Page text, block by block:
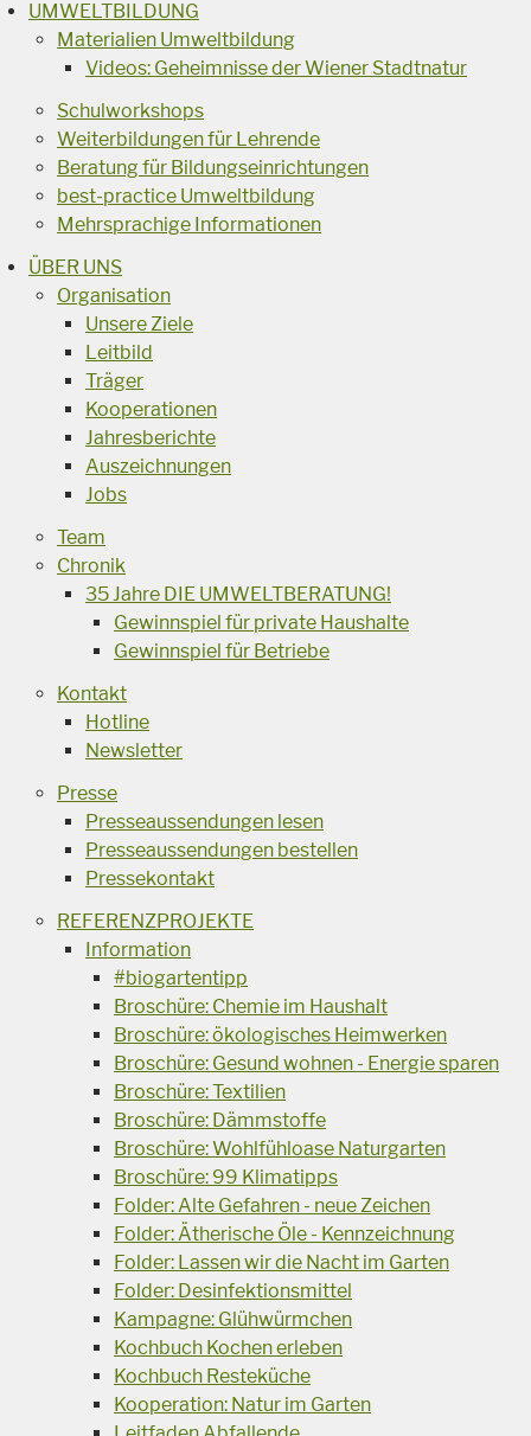
UMWELTBILDUNG
Materialien Umweltbildung
Videos: Geheimnisse der Wiener Stadtnatur
Schulworkshops
Weiterbildungen für Lehrende
Beratung für Bildungseinrichtungen
best-practice Umweltbildung
Mehrsprachige Informationen
ÜBER UNS
Organisation
Unsere Ziele
Leitbild
Träger
Kooperationen
Jahresberichte
Auszeichnungen
Jobs
Team
Chronik
35 Jahre DIE UMWELTBERATUNG!
Gewinnspiel für private Haushalte
Gewinnspiel für Betriebe
Kontakt
Hotline
Newsletter
Presse
Presseaussendungen lesen
Presseaussendungen bestellen
Pressekontakt
REFERENZPROJEKTE
Information
#biogartentipp
Broschüre: Chemie im Haushalt
Broschüre: ökologisches Heimwerken
Broschüre: Gesund wohnen - Energie sparen
Broschüre: Textilien
Broschüre: Dämmstoffe
Broschüre: Wohlfühloase Naturgarten
Broschüre: 99 Klimatipps
Folder: Alte Gefahren - neue Zeichen
Folder: Ätherische Öle - Kennzeichnung
Folder: Lassen wir die Nacht im Garten
Folder: Desinfektionsmittel
Kampagne: Glühwürmchen
Kochbuch Kochen erleben
Kochbuch Resteküche
Kooperation: Natur im Garten